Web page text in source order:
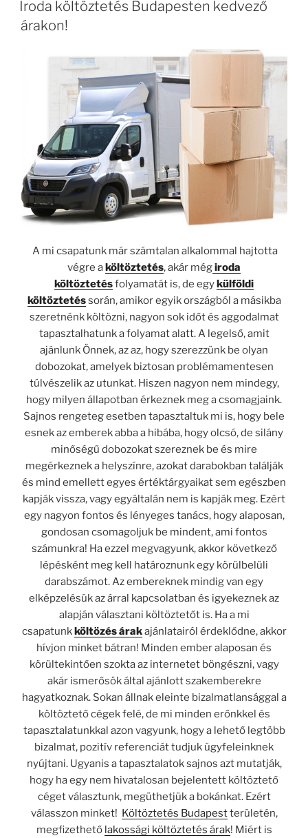
Iroda költöztetés Budapesten kedvező
árakon!
A mi csapatunk már számtalan alkalommal hajtotta
végre aköltöztetés, akár mégiroda
költöztetésfolyamatát is, de egykülföldi
költöztetéssorán, amikor egyik országból a másikba
szeretnénk költözni, nagyon sok időt és aggodalmat
tapasztalhatunk a folyamat alatt. A legelső, amit
ajánlunk Önnek, az az, hogy szerezzünk be olyan
dobozokat, amelyek biztosan problémamentesen
túlvészelik az utunkat. Hiszen nagyon nem mindegy,
hogy milyen állapotban érkeznek meg a csomagjaink.
Sajnos rengeteg esetben tapasztaltuk mi is, hogy bele
esnek az emberek abba a hibába, hogy olcsó, de silány
minőségű dobozokat szereznek be és mire
megérkeznek a helyszínre, azokat darabokban találják
és mind emellett egyes értéktárgyaikat sem egészben
kapják vissza, vagy egyáltalán nem is kapják meg. Ezért
egy nagyon fontos és lényeges tanács, hogy alaposan,
gondosan csomagoljuk be mindent, ami fontos
számunkra! Ha ezzel megvagyunk, akkor következő
lépésként meg kell határoznunk egy körülbelüli
darabszámot. Az embereknek mindig van egy
elképzelésük az árral kapcsolatban és igyekeznek az
alapján választani költöztetőt is. Ha a mi
csapatunkköltözés árakajánlatairól érdeklődne, akkor
hívjon minket bátran! Minden ember alaposan és
körültekintően szokta az internetet böngészni, vagy
akár ismerősök által ajánlott szakemberekre
hagyatkoznak. Sokan állnak eleinte bizalmatlansággal a
költöztető cégek felé, de mi minden erőnkkel és
tapasztalatunkkal azon vagyunk, hogy a lehető legtöbb
bizalmat, pozitív referenciát tudjuk ügyfeleinknek
nyújtani. Ugyanis a tapasztalatok sajnos azt mutatják,
hogy ha egy nem hivatalosan bejelentett költöztető
céget választunk, megüthetjük a bokánkat. Ezért
válasszon minket! Költöztetés Budapestterületén,
megfizethető lakossági költöztetés árak! Miért is